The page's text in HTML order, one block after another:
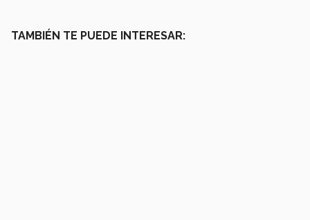
TAMBIÉN TE PUEDE INTERESAR: